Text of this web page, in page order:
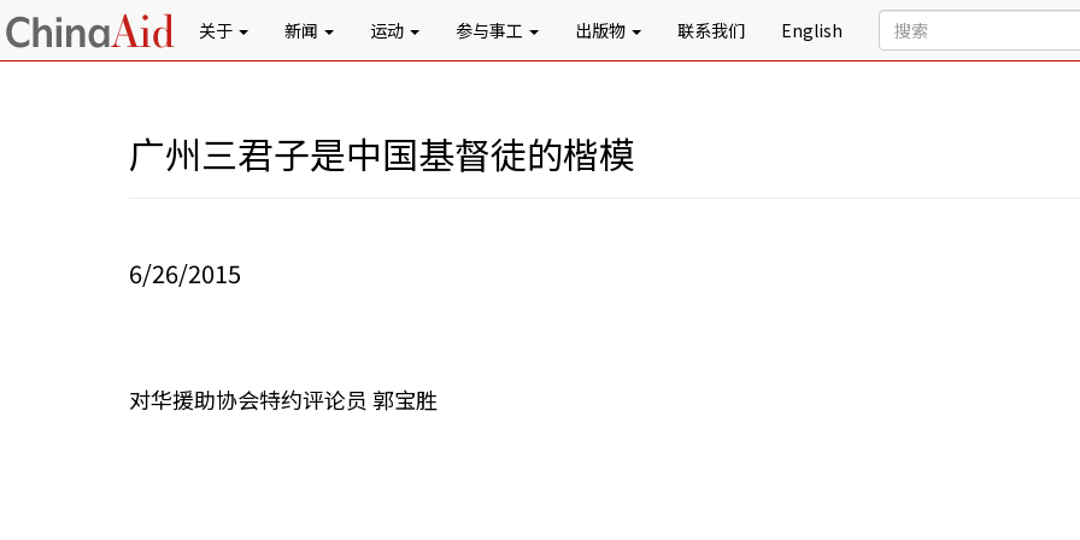
关于 新闻 运动 参与事工 出版物 联系我们 English
广州三君子是中国基督徒的楷模
6/26/2015
对华援助协会特约评论员 郭宝胜